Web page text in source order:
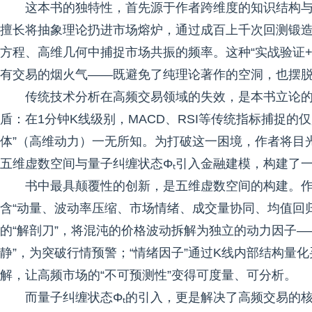
这本书的独特性，首先源于作者跨维度的知识结构
擅长将抽象理论扔进市场熔炉，通过成百上千次回测锻
方程、高维几何中捕捉市场共振的频率。这种“实战验
有交易的烟火气——既避免了纯理论著作的空洞，也摆
传统技术分析在高频交易领域的失效，是本书立论
盾：在1分钟K线级别，MACD、RSI等传统指标捕捉的
体”（高维动力）一无所知。为打破这一困境，作者将
五维虚数空间与量子纠缠状态Φₜ引入金融建模，构建了
书中最具颠覆性的创新，是五维虚数空间的构建。
含“动量、波动率压缩、市场情绪、成交量协同、均值回
的“解剖刀”，将混沌的价格波动拆解为独立的动力因子
静”，为突破行情预警；“情绪因子”通过K线内部结构量
解，让高频市场的“不可预测性”变得可度量、可分析。
而量子纠缠状态Φₜ的引入，更是解决了高频交易